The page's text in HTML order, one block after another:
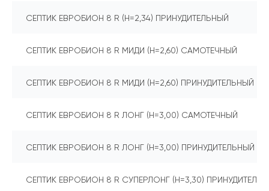
СЕПТИК ЕВРОБИОН 8 R (Н=2,34) ПРИНУДИТЕЛЬНЫЙ
СЕПТИК ЕВРОБИОН 8 R МИДИ (Н=2,60) САМОТЕЧНЫЙ
СЕПТИК ЕВРОБИОН 8 R МИДИ (Н=2,60) ПРИНУДИТЕЛЬНЫЙ
СЕПТИК ЕВРОБИОН 8 R ЛОНГ (Н=3,00) САМОТЕЧНЫЙ
СЕПТИК ЕВРОБИОН 8 R ЛОНГ (Н=3,00) ПРИНУДИТЕЛЬНЫЙ
СЕПТИК ЕВРОБИОН 8 R СУПЕРЛОНГ (Н=3,30)